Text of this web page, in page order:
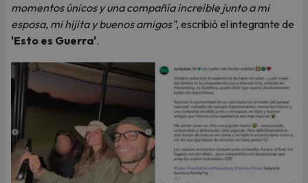
momentos únicos y una compañía increíble junto a mi
esposa, mi hijita y buenos amigos", escribió el integrante de
'Esto es Guerra'.